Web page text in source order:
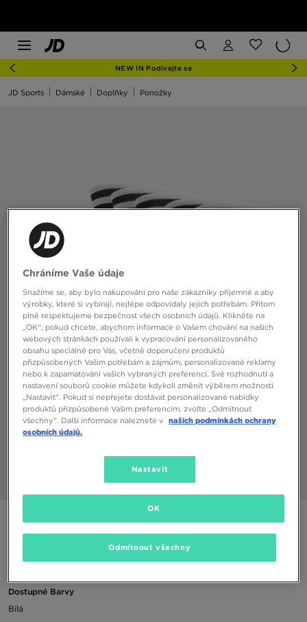
NEW IN Podívejte se
JD Sports Dámské Doplňky Ponožky
Dostupné Barvy
Bílá
Chráníme Vaše údaje
Snažíme se, aby bylo nakupování pro naše zákazníky příjemné a aby
výrobky, které si vybírají, nejlépe odpovídaly jejich potřebám. Přitom
plně respektujeme bezpečnost všech osobních údajů. Klikněte na
„OK“, pokud chcete, abychom informace o Vašem chování na našich
webových stránkách používali k vypracování personalizovaného
obsahu speciálně pro Vás, včetně doporučení produktů
přizpůsobených Vašim potřebám a zájmům, personalizované reklamy
nebo k zapamatování vašich vybraných preferencí. Své rozhodnutí a
nastavení souborů cookie můžete kdykoli změnit výběrem možnosti
„Nastavit“. Pokud si nepřejete dostávat personalizované nabídky
produktů přizpůsobené Vašim preferencím, zvolte „Odmítnout
všechny“. Další informace naleznete v našich podmínkách ochrany
osobních údajů.
Nastavit
Odmítnout všechny
OK